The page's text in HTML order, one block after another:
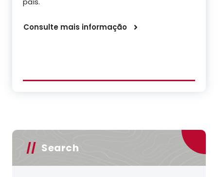
Consulte mais informação
Search